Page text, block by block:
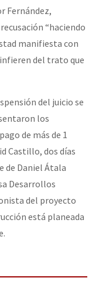
poblaciones y
Fernández,
“haciendo
manifiesta con
del trato que
del juicio se
los
de más de 1
Castillo, dos días
de Daniel Átala
Desarrollos
del proyecto
está planeada